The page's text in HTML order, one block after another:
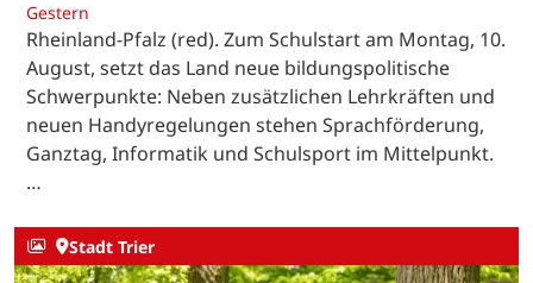
Gestern
Rheinland-Pfalz (red). Zum Schulstart am Montag, 10.
August, setzt das Land neue bildungspolitische
Schwerpunkte: Neben zusätzlichen Lehrkräften und
neuen Handyregelungen stehen Sprachförderung,
Ganztag, Informatik und Schulsport im Mittelpunkt.
…
Stadt Trier